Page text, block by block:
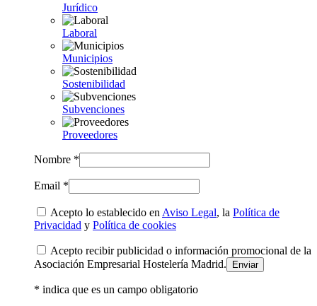
Jurídico
Laboral
Municipios
Sostenibilidad
Subvenciones
Proveedores
Nombre *
Email *
Acepto lo establecido en Aviso Legal, la Política de
Privacidad y Política de cookies
Acepto recibir publicidad o información promocional de la
Asociación Empresarial Hostelería Madrid.
* indica que es un campo obligatorio